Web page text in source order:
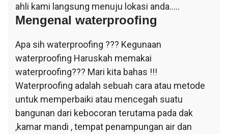
ahli kami langsung menuju lokasi anda…..
Mengenal waterproofing
Apa sih waterproofing ??? Kegunaan
waterproofing Haruskah memakai
waterproofing??? Mari kita bahas !!!
Waterproofing adalah sebuah cara atau metode
untuk memperbaiki atau mencegah suatu
bangunan dari kebocoran terutama pada dak
,kamar mandi , tempat penampungan air dan